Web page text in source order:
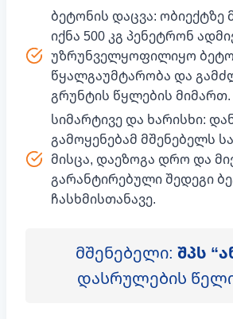
ბეტონის დაცვა:
იქნა 500 კგ პენეტრონ
უზრუნველყოფილიყო
წყალგაუმტარობა და
გრუნტის წყლების მიმართ.
სიმარტივე და ხარისხი:
გამოყენებამ მშენებელს
მისცა, დაეზოგა დრო და
გარანტირებული შედეგი
ჩასხმისთანავე.
მშენებელი: შპს
დასრულების